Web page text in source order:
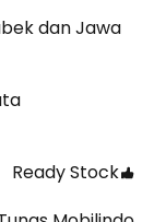
dan Jawa
Ready Stock